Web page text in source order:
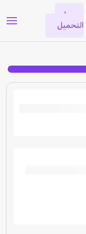
جاري
التحميل